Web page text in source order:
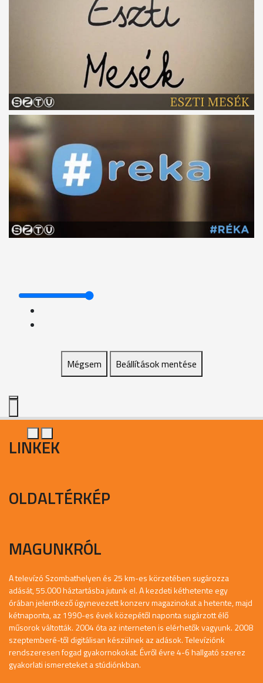
Mégsem Beállítások mentése
LINKEK
OLDALTÉRKÉP
MAGUNKRÓL
A televízó Szombathelyen és 25 km-es körzetében sugározza
adását, 55.000 háztartásba jutunk el. A kezdeti kéthetente egy
órában jelentkező úgynevezett konzerv magazinokat a hetente, majd
kétnaponta, az 1990-es évek közepétől naponta sugárzott élő
műsorok váltották. 2004 óta az interneten is elérhetők vagyunk. 2008
szeptemberé-től digitálisan készülnek az adások. Televíziónk
rendszeresen fogad gyakornokokat. Évről évre 4-6 hallgató szerez
gyakorlati ismereteket a stúdiónkban.